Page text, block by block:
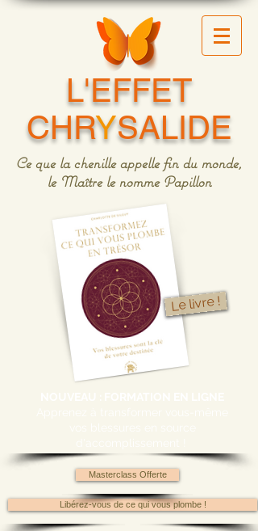
L'EFFET
CHRYSALIDE
Ce que la chenille appelle fin du monde,
le Maître le nomme Papillon
Le livre !
Masterclass Offerte
Libérez-vous de ce qui vous plombe !